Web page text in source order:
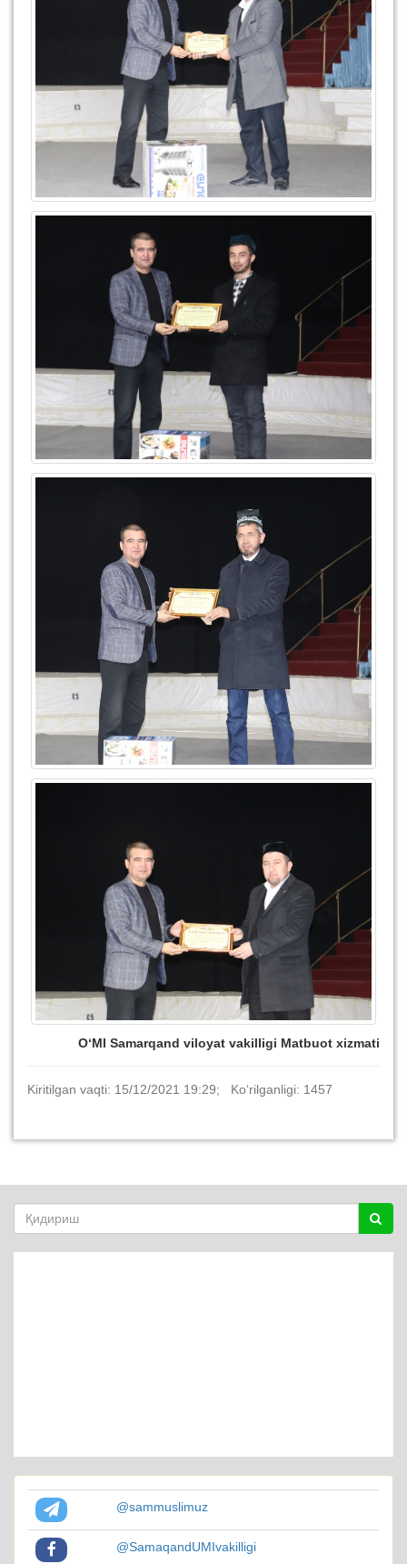
O‘MI Samarqand viloyat vakilligi Matbuot xizmati
Kiritilgan vaqti: 15/12/2021 19:29; Ko‘rilganligi: 1457
@sammuslimuz
@SamaqandUMIvakilligi